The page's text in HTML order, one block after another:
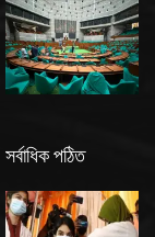
সর্বাধিক পঠিত